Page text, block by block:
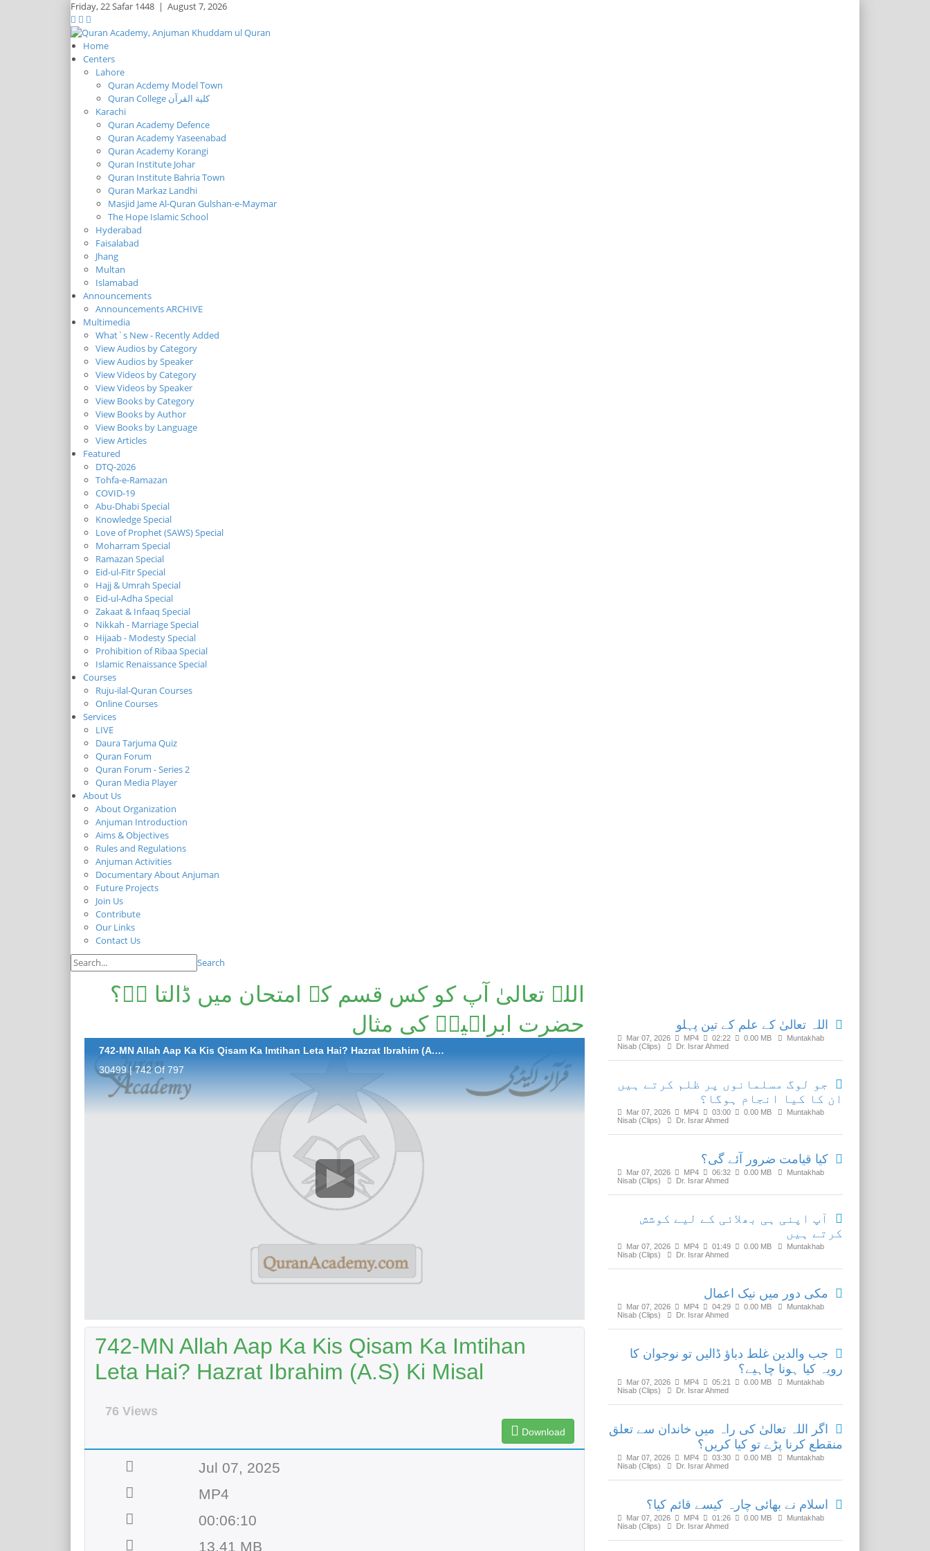
Friday,22 Safar 1448 | August 7, 2026
Home
Centers
Lahore
Quran Acdemy Model Town
Quran College كلية القرآن
Karachi
Quran Academy Defence
Quran Academy Yaseenabad
Quran Academy Korangi
Quran Institute Johar
Quran Institute Bahria Town
Quran Markaz Landhi
Masjid Jame Al-Quran Gulshan-e-Maymar
The Hope Islamic School
Hyderabad
Faisalabad
Jhang
Multan
Islamabad
Announcements
Announcements ARCHIVE
Multimedia
What`s New - Recently Added
View Audios by Category
View Audios by Speaker
View Videos by Category
View Videos by Speaker
View Books by Category
View Books by Author
View Books by Language
View Articles
Featured
DTQ-2026
Tohfa-e-Ramazan
COVID-19
Abu-Dhabi Special
Knowledge Special
Love of Prophet (SAWS) Special
Moharram Special
Ramazan Special
Eid-ul-Fitr Special
Hajj & Umrah Special
Eid-ul-Adha Special
Zakaat & Infaaq Special
Nikkah - Marriage Special
Hijaab - Modesty Special
Prohibition of Ribaa Special
Islamic Renaissance Special
Courses
Ruju-ilal-Quran Courses
Online Courses
Services
LIVE
Daura Tarjuma Quiz
Quran Forum
Quran Forum - Series 2
Quran Media Player
About Us
About Organization
Anjuman Introduction
Aims & Objectives
Rules and Regulations
Anjuman Activities
Documentary About Anjuman
Future Projects
Join Us
Contribute
Our Links
Contact Us
Search
اللہ تعالیٰ آپ کو کس قسم کے امتحان میں ڈالتا ہے؟
حضرت ابراہیمؑ کی مثال
742-MN Allah Aap Ka Kis Qisam Ka Imtihan Leta Hai? Hazrat Ibrahim (A.S) Ki Misal
30499 | 742 Of 797
742-MN Allah Aap Ka Kis Qisam Ka Imtihan
Leta Hai? Hazrat Ibrahim (A.S) Ki Misal
76 Views
Download
Jul 07, 2025
MP4
00:06:10
13.41 MB
اللہ تعالیٰ کے علم کے تین پہلو
Mar 07, 2026 MP4 02:22 0.00 MB
Muntakhab
Nisab (Clips)
Dr. Israr Ahmed
جو لوگ مسلمانوں پر ظلم کرتے ہیں
ان کا کیا انجام ہوگا؟
Mar 07, 2026 MP4 03:00 0.00 MB
Muntakhab
Nisab (Clips)
Dr. Israr Ahmed
کیا قیامت ضرور آئے گی؟
Mar 07, 2026 MP4 06:32 0.00 MB
Muntakhab
Nisab (Clips)
Dr. Israr Ahmed
آپ اپنی ہی بھلائی کے لیے کوشش
کرتے ہیں
Mar 07, 2026 MP4 01:49 0.00 MB
Muntakhab
Nisab (Clips)
Dr. Israr Ahmed
مکی دور میں نیک اعمال
Mar 07, 2026 MP4 04:29 0.00 MB
Muntakhab
Nisab (Clips)
Dr. Israr Ahmed
جب والدین غلط دباؤ ڈالیں تو نوجوان کا
رویہ کیا ہونا چاہیے؟
Mar 07, 2026 MP4 05:21 0.00 MB
Muntakhab
Nisab (Clips)
Dr. Israr Ahmed
اگر اللہ تعالیٰ کی راہ میں خاندان سے تعلق
منقطع کرنا پڑے تو کیا کریں؟
Mar 07, 2026 MP4 03:30 0.00 MB
Muntakhab
Nisab (Clips)
Dr. Israr Ahmed
اسلام نے بھائی چارہ کیسے قائم کیا؟
Mar 07, 2026 MP4 01:26 0.00 MB
Muntakhab
Nisab (Clips)
Dr. Israr Ahmed